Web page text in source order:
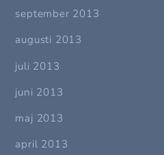
september 2013
augusti 2013
juli 2013
juni 2013
maj 2013
april 2013